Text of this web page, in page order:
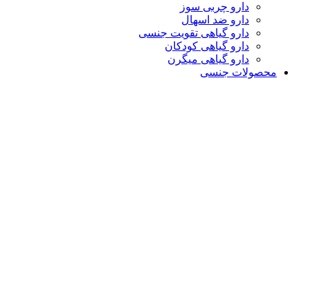
دارو چربی سوز
دارو ضد اسهال
دارو گیاهی تقویت جنسی
دارو گیاهی کودکان
دارو گیاهی میگرن
محصولات جنسی